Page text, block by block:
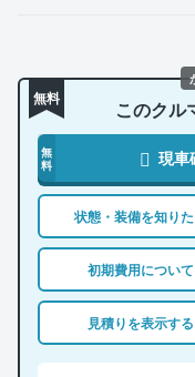
無料 このクル
無
料
現車
状態・装備を知り
初期費用について
見積りを表示する